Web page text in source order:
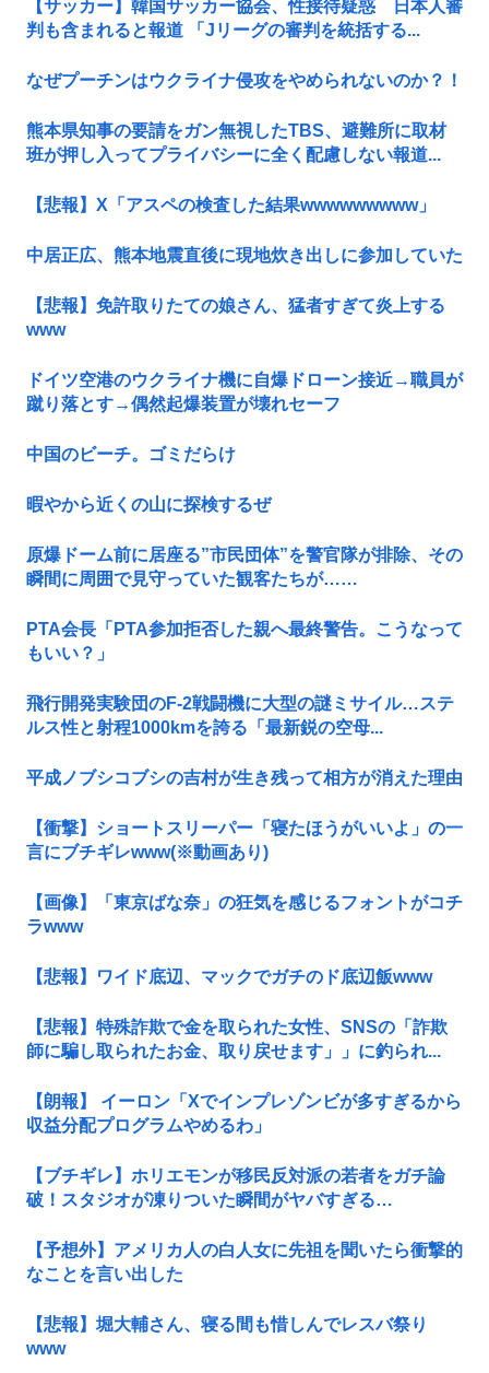
【サッカー】韓国サッカー協会、性接待疑惑 日本人審
判も含まれると報道 「Jリーグの審判を統括する...
なぜプーチンはウクライナ侵攻をやめられないのか？！
熊本県知事の要請をガン無視したTBS、避難所に取材
班が押し入ってプライバシーに全く配慮しない報道...
【悲報】X「アスペの検査した結果wwwwwwwww」
中居正広、熊本地震直後に現地炊き出しに参加していた
【悲報】免許取りたての娘さん、猛者すぎて炎上する
www
ドイツ空港のウクライナ機に自爆ドローン接近→職員が
蹴り落とす→偶然起爆装置が壊れセーフ
中国のビーチ。ゴミだらけ
暇やから近くの山に探検するぜ
原爆ドーム前に居座る”市民団体”を警官隊が排除、その
瞬間に周囲で見守っていた観客たちが……
PTA会長「PTA参加拒否した親へ最終警告。こうなって
もいい？」
飛行開発実験団のF-2戦闘機に大型の謎ミサイル…ステ
ルス性と射程1000kmを誇る「最新鋭の空母...
平成ノブシコブシの吉村が生き残って相方が消えた理由
【衝撃】ショートスリーパー「寝たほうがいいよ」の一
言にブチギレwww(※動画あり)
【画像】「東京ばな奈」の狂気を感じるフォントがコチ
ラwww
【悲報】ワイド底辺、マックでガチのド底辺飯www
【悲報】特殊詐欺で金を取られた女性、SNSの「詐欺
師に騙し取られたお金、取り戻せます」」に釣られ...
【朗報】 イーロン「Xでインプレゾンビが多すぎるから
収益分配プログラムやめるわ」
【ブチギレ】ホリエモンが移民反対派の若者をガチ論
破！スタジオが凍りついた瞬間がヤバすぎる…
【予想外】アメリカ人の白人女に先祖を聞いたら衝撃的
なことを言い出した
【悲報】堀大輔さん、寝る間も惜しんでレスバ祭り
www